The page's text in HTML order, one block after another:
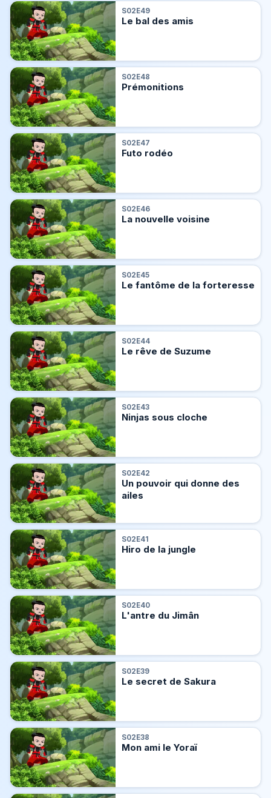
S02E49
Le bal des amis
S02E48
Prémonitions
S02E47
Futo rodéo
S02E46
La nouvelle voisine
S02E45
Le fantôme de la forteresse
S02E44
Le rêve de Suzume
S02E43
Ninjas sous cloche
S02E42
Un pouvoir qui donne des
ailes
S02E41
Hiro de la jungle
S02E40
L'antre du Jimân
S02E39
Le secret de Sakura
S02E38
Mon ami le Yoraï